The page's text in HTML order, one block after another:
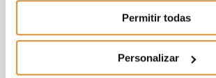
Permitir todas
Personalizar
cuarto para bicicletas y club social
La casa que siempre has querido